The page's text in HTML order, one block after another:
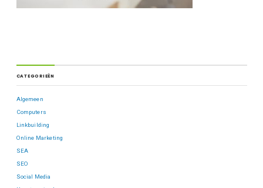
CATEGORIEËN
Algemeen
Computers
Linkbuilding
Online Marketing
SEA
SEO
Social Media